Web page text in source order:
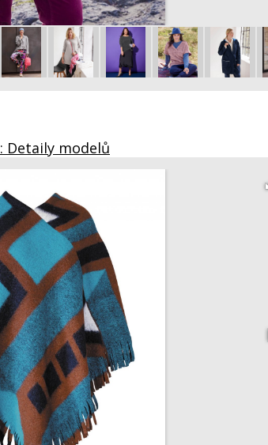
Detaily modelů